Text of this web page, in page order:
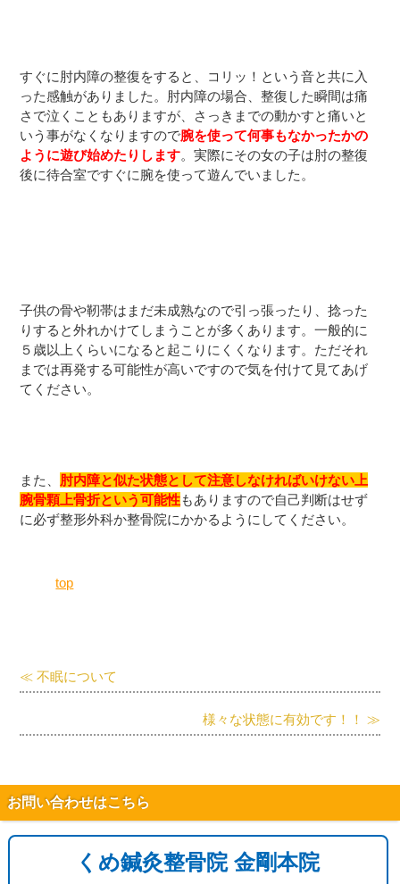
すぐに肘内障の整復をすると、コリッ！という音と共に入
った感触がありました。肘内障の場合、整復した瞬間は痛
さで泣くこともありますが、さっきまでの動かすと痛いと
いう事がなくなりますので腕を使って何事もなかったかの
ように遊び始めたりします。実際にその女の子は肘の整復
後に待合室ですぐに腕を使って遊んでいました。
子供の骨や靭帯はまだ未成熟なので引っ張ったり、捻った
りすると外れかけてしまうことが多くあります。一般的に
５歳以上くらいになると起こりにくくなります。ただそれ
までは再発する可能性が高いですので気を付けて見てあげ
てください。
また、 肘内障と似た状態として注意しなければいけない上
腕骨顆上骨折という可能性もありますので自己判断はせず
に必ず整形外科か整骨院にかかるようにしてください。
top
≪ 不眠について
様々な状態に有効です！！ ≫
お問い合わせはこちら
くめ鍼灸整骨院 金剛本院